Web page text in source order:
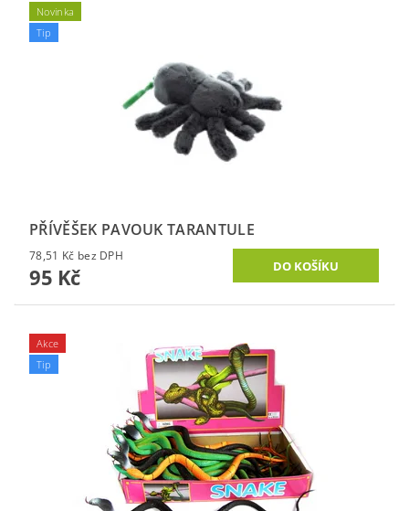
Novinka
Tip
PŘÍVĚŠEK PAVOUK TARANTULE
78,51 Kč bez DPH
95 Kč
Akce
Tip